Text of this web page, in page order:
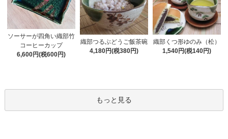
ソーサーが四角い織部竹
コーヒーカップ
6,600円(税600円)
織部つるぶどうご飯茶碗
4,180円(税380円)
織部くつ形ゆのみ（松）
1,540円(税140円)
もっと見る